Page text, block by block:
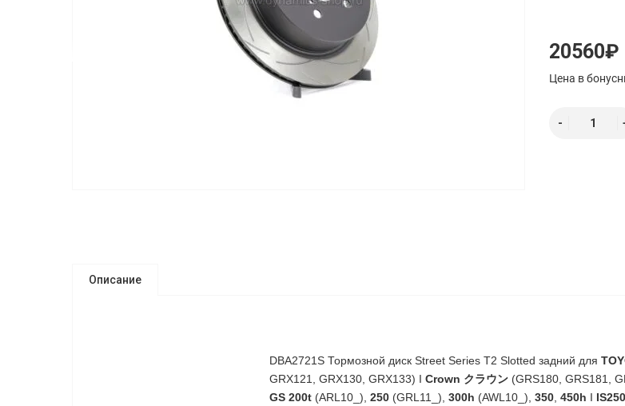
20560₽
Цена в
Описание
DBA2721S Тормозной диск Street Series T2 Slotted задний для
GRX121, GRX130, GRX133) I Crown クラウン (GRS180, GRS181,
GS 200t (ARL10_), 250 (GRL11_), 300h (AWL10_), 350 450h I IS250